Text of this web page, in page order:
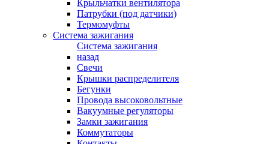
Крыльчатки вентилятора
Патрубки (под датчики)
Термомуфты
Система зажигания
Система зажигания
назад
Свечи
Крышки распределителя
Бегунки
Провода высоковольтные
Вакуумные регуляторы
Замки зажигания
Коммутаторы